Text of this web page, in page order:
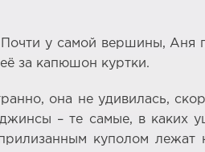
у самой вершины, Аня
за капюшон куртки.
она не удивилась,
– те самые, в каких
куполом